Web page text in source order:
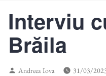
Interviu
Brăila
Posted
Andreea Iova 31/03/